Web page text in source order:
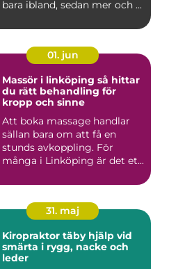
bara ibland, sedan mer och ...
01. jun
Massör i linköping så hittar
du rätt behandling för
kropp och sinne
Att boka massage handlar
sällan bara om att få en
stunds avkoppling. För
många i Linköping är det et...
31. maj
Kiropraktor täby hjälp vid
smärta i rygg, nacke och
leder